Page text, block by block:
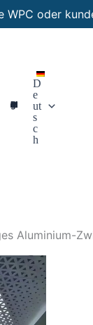
WPC oder
Maßgeschneiderte Paneele
D
e
ut
s
c
h
Aluminium-